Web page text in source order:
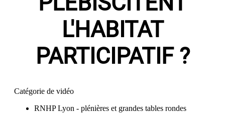
L'HABITAT
PARTICIPATIF ?
Catégorie de vidéo
RNHP Lyon - plénières et grandes tables rondes